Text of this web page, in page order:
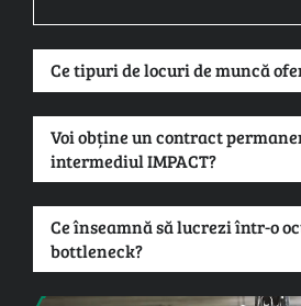
Ce tipuri de locuri de muncă
Voi obține un contract
intermediul IMPACT?
Ce înseamnă să lucrezi într-o
bottleneck?